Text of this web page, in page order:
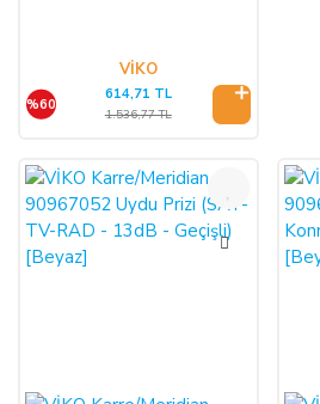
VİKO
%60
614,71 TL
1.536,77 TL
%60 %60